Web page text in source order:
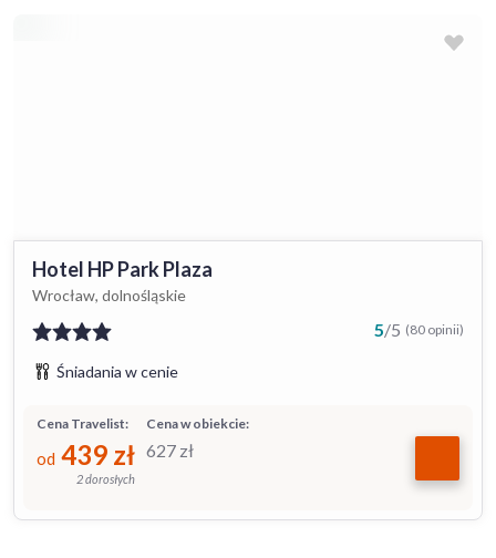
Hotel HP Park Plaza
Wrocław, dolnośląskie
5/5 (80 opinii)
Śniadania w cenie
Cena w obiekcie:
627 zł
Cena Travelist:
od 439 zł
2 dorosłych